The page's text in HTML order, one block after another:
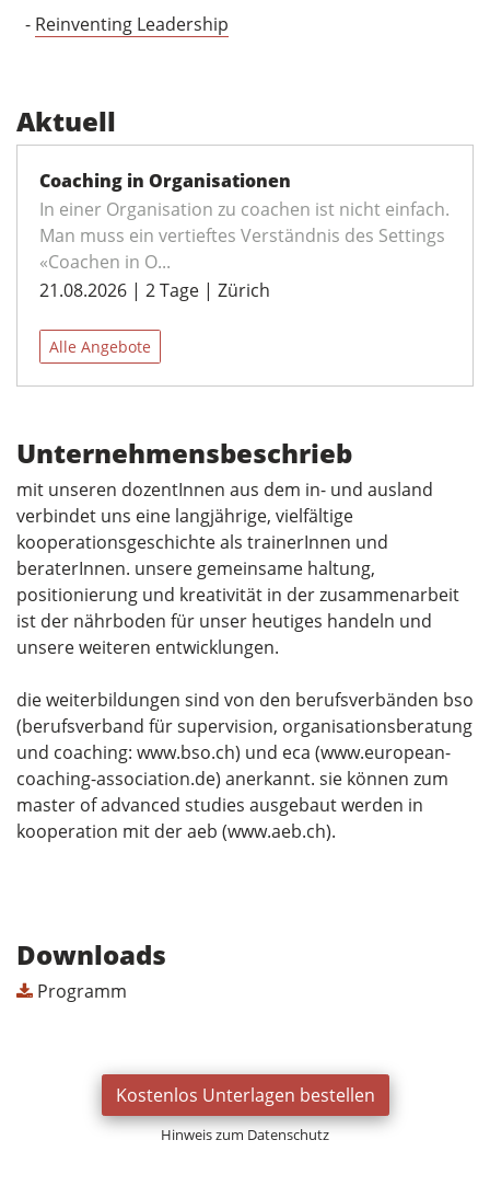
- Reinventing Leadership
Aktuell
Coaching in Organisationen
In einer Organisation zu coachen ist nicht einfach.
Man muss ein vertieftes Verständnis des Settings
«Coachen in O...
21.08.2026 | 2 Tage | Zürich
Alle Angebote
Unternehmensbeschrieb
mit unseren dozentInnen aus dem in- und ausland
verbindet uns eine langjährige, vielfältige
kooperationsgeschichte als trainerInnen und
beraterInnen. unsere gemeinsame haltung,
positionierung und kreativität in der zusammenarbeit
ist der nährboden für unser heutiges handeln und
unsere weiteren entwicklungen.
die weiterbildungen sind von den berufsverbänden bso
(berufsverband für supervision, organisationsberatung
und coaching: www.bso.ch) und eca (www.european-
coaching-association.de) anerkannt. sie können zum
master of advanced studies ausgebaut werden in
kooperation mit der aeb (www.aeb.ch).
Downloads
Programm
Kostenlos Unterlagen bestellen
Hinweis zum Datenschutz